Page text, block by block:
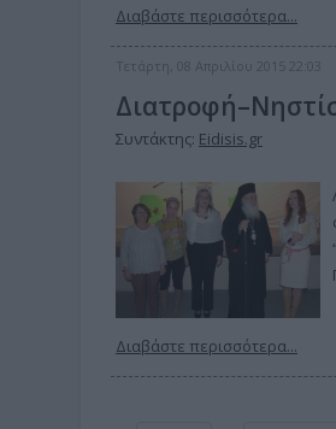
Διαβάστε περισσότερα...
Τετάρτη, 08 Απριλίου 2015 22:03
Συντάκτης: Eidisis.gr
Διαβάστε περισσότερα...